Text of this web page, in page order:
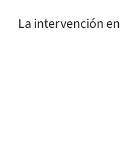
La intervención